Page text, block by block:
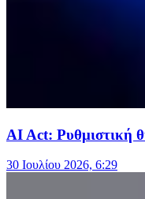
AI Act: Ρυθμιστική
30 Ιουλίου 2026, 6:29